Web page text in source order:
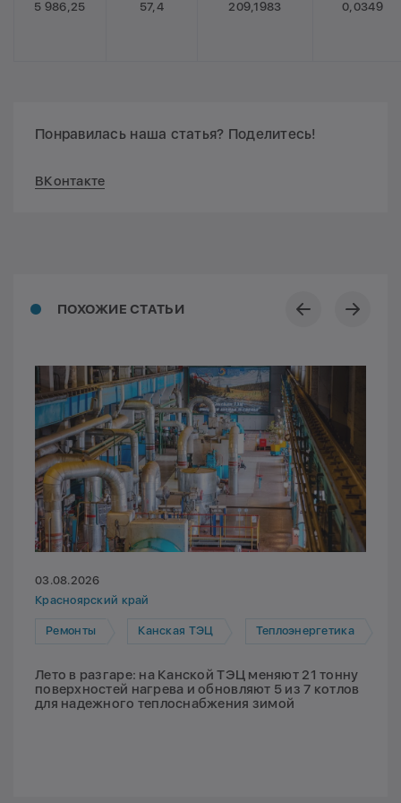
5 986,25 57,4 209,1983 0,0349
Понравилась наша статья? Поделитесь!
ВКонтакте
ПОХОЖИЕ СТАТЬИ
03.08.2026
Красноярский край
Ремонты Канская ТЭЦ Теплоэнергетика
Лето в разгаре: на Канской ТЭЦ меняют 21 тонну
поверхностей нагрева и обновляют 5 из 7 котлов
для надежного теплоснабжения зимой